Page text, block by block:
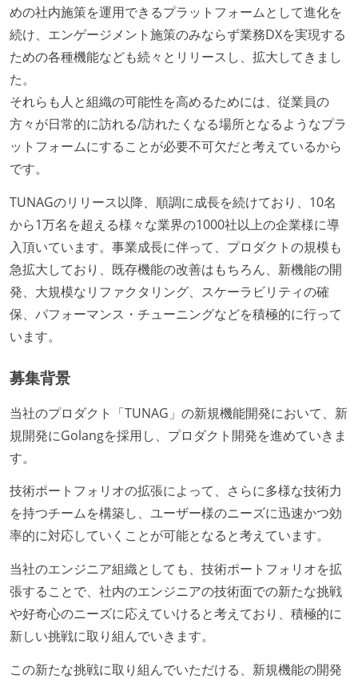
めの社内施策を運用できるプラットフォームとして進化を
続け、エンゲージメント施策のみならず業務DXを実現する
ための各種機能なども続々とリリースし、拡大してきまし
た。
それらも人と組織の可能性を高めるためには、従業員の
方々が日常的に訪れる/訪れたくなる場所となるようなプラ
ットフォームにすることが必要不可欠だと考えているから
です。
TUNAGのリリース以降、順調に成長を続けており、10名
から1万名を超える様々な業界の1000社以上の企業様に導
入頂いています。事業成長に伴って、プロダクトの規模も
急拡大しており、既存機能の改善はもちろん、新機能の開
発、大規模なリファクタリング、スケーラビリティの確
保、パフォーマンス・チューニングなどを積極的に行って
います。
募集背景
当社のプロダクト「TUNAG」の新規機能開発において、新
規開発にGolangを採用し、プロダクト開発を進めていきま
す。
技術ポートフォリオの拡張によって、さらに多様な技術力
を持つチームを構築し、ユーザー様のニーズに迅速かつ効
率的に対応していくことが可能となると考えています。
当社のエンジニア組織としても、技術ポートフォリオを拡
張することで、社内のエンジニアの技術面での新たな挑戦
や好奇心のニーズに応えていけると考えており、積極的に
新しい挑戦に取り組んでいきます。
この新たな挑戦に取り組んでいただける、新規機能の開発